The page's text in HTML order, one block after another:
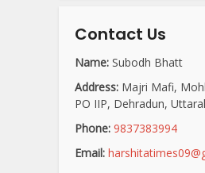
Contact Us
Name: Subodh Bhatt
Address: Majri Mafi,
PO IIP, Dehradun,
Phone: 9837383994
Email: